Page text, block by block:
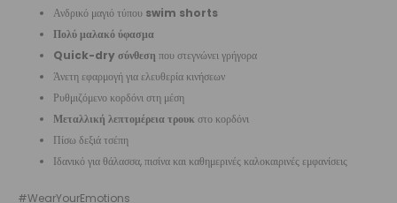
Ανδρικό μαγιό τύπου swim shorts
Πολύ μαλακό ύφασμα
Quick-dry σύνθεση που στεγνώνει γρήγορα
Άνετη εφαρμογή για ελευθερία κινήσεων
Ρυθμιζόμενο κορδόνι στη μέση
Μεταλλική λεπτομέρεια τρουκ στο κορδόνι
Πίσω δεξιά τσέπη
Ιδανικό για θάλασσα, πισίνα και καθημερινές καλοκαιρινές εμφανίσεις
#WearYourEmotions